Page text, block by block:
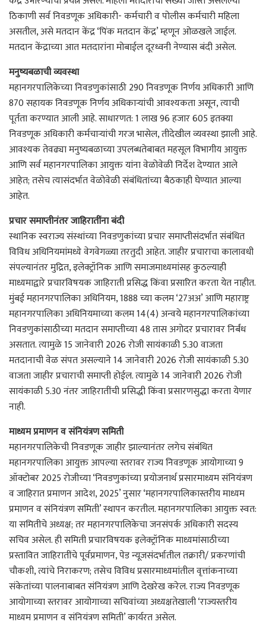
ठिकाणी सर्व निवडणूक अधिकारी- कर्मचारी व पोलीस कर्मचारी महिला
असतील, असे मतदान केंद्र ‘पिंक मतदान केंद्र’ म्हणून ओळखले जाईल.
मतदान केंद्राच्या आत मतदारांना मोबाईल दूरध्वनी नेण्यास बंदी असेल.
मनुष्यबळाची व्यवस्था
महानगरपालिकेच्या निवडणुकांसाठी 290 निवडणूक निर्णय अधिकारी आणि
870 सहायक निवडणूक निर्णय अधिकाऱ्यांची आवश्यकता असून, त्याची
पूर्तता करण्यात आली आहे. साधारणत: 1 लाख 96 हजार 605 इतक्या
निवडणूक अधिकारी कर्मचाऱ्यांची गरज भासेल, तीदेखील व्यवस्था झाली आहे.
आवश्यक तेवढ्या मनुष्यबळाच्या उपलब्धतेबाबत महसूल विभागीय आयुक्त
आणि सर्व महानगरपालिका आयुक्त यांना वेळोवेळी निर्देश देण्यात आले
आहेत; तसेच त्यासंदर्भात वेळोवेळी संबंधितांच्या बैठकाही घेण्यात आल्या
आहेत.
प्रचार समाप्तीनंतर जाहिरातींना बंदी
स्थानिक स्वराज्य संस्थांच्या निवडणुकांच्या प्रचार समाप्तीसंदर्भात संबंधित
विविध अधिनियमांमध्ये वेगवेगळ्या तरतुदी आहेत. जाहीर प्रचाराचा कालावधी
संपल्यानंतर मुद्रित, इलेक्ट्रॉनिक आणि समाजमाध्यमांसह कुठल्याही
माध्यमाद्वारे प्रचारविषयक जाहिराती प्रसिद्ध किंवा प्रसारित करता येत नाहीत.
मुंबई महानगरपालिका अधिनियम, 1888 च्या कलम ‘27अअ’ आणि महाराष्ट्र
महानगरपालिका अधिनियमाच्या कलम 14(4) अन्वये महानगरपालिकांच्या
निवडणुकांसाठीच्या मतदान समाप्तीच्या 48 तास अगोदर प्रचारावर निर्बंध
असतात. त्यामुळे 15 जानेवारी 2026 रोजी सायंकाळी 5.30 वाजता
मतदानाची वेळ संपत असल्याने 14 जानेवारी 2026 रोजी सायंकाळी 5.30
वाजता जाहीर प्रचाराची समाप्ती होईल. त्यामुळे 14 जानेवारी 2026 रोजी
सायंकाळी 5.30 नंतर जाहिरातींची प्रसिद्धी किंवा प्रसारणसुद्धा करता येणार
नाही.
माध्यम प्रमाणन व संनियंत्रण समिती
महानगरपालिकेची निवडणूक जाहीर झाल्यानंतर लगेच संबंधित
महानगरपालिका आयुक्त आपल्या स्तरावर राज्य निवडणूक आयोगाच्या 9
ऑक्टोबर 2025 रोजीच्या ‘निवडणुकांच्या प्रयोजनार्थ प्रसारमाध्यम संनियंत्रण
व जाहिरात प्रमाणन आदेश, 2025’ नुसार ‘महानगरपालिकास्तरीय माध्यम
प्रमाणन व संनियंत्रण समिती’ स्थापन करतील. महानगरपालिका आयुक्त स्वत:
या समितीचे अध्यक्ष; तर महानगरपालिकेचा जनसंपर्क अधिकारी सदस्य
सचिव असेल. ही समिती प्रचारविषयक इलेक्ट्रॉनिक माध्यमांसाठीच्या
प्रस्तावित जाहिरातींचे पूर्वप्रमाणन, पेड न्यूजसंदर्भातील तक्रारी/ प्रकरणांची
चौकशी, त्यांचे निराकरण; तसेच विविध प्रसारमाध्यमांतील वृत्तांकनाच्या
संकेतांच्या पालनाबाबत संनियंत्रण आणि देखरेख करेल. राज्य निवडणूक
आयोगाच्या स्तरावर आयोगाच्या सचिवांच्या अध्यक्षतेखाली ‘राज्यस्तरीय
माध्यम प्रमाणन व संनियंत्रण समिती’ कार्यरत असेल.